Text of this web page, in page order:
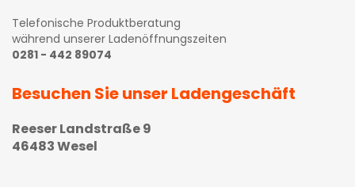
Telefonische Produktberatung
während unserer Ladenöffnungszeiten
0281 - 442 89074
Besuchen Sie unser Ladengeschäft
Reeser Landstraße 9
46483 Wesel